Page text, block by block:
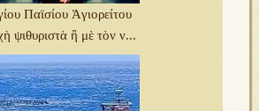
Παϊσίου Ἁγιορείτου
ψιθυριστὰ ἢ μὲ τὸν ν...